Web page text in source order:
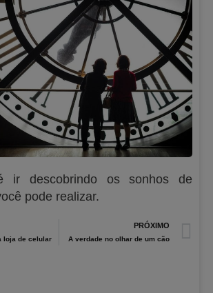
ir descobrindo os sonhos de
pode realizar.
loja de celular
PRÓXIMO
A verdade no olhar de um cão